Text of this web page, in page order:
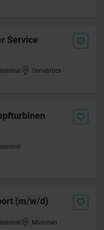
Service
Osnabrück
(m/w/d)
München